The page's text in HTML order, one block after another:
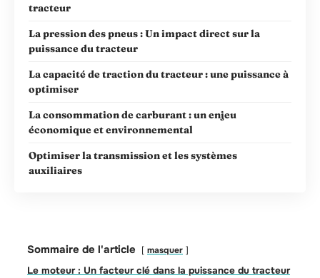
tracteur
La pression des pneus : Un impact direct sur la
puissance du tracteur
La capacité de traction du tracteur : une puissance à
optimiser
La consommation de carburant : un enjeu
économique et environnemental
Optimiser la transmission et les systèmes
auxiliaires
Sommaire de l'article masquer
Le moteur : Un facteur clé dans la puissance du tracteur